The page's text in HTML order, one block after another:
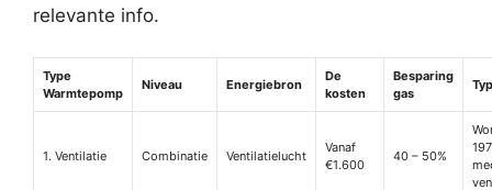
relevante info.
Type
Warmtepomp
Niveau Energiebron
De
kosten
Besparing
gas
1. Ventilatie Combinatie Ventilatielucht
Vanaf
€1.600
40 – 50%